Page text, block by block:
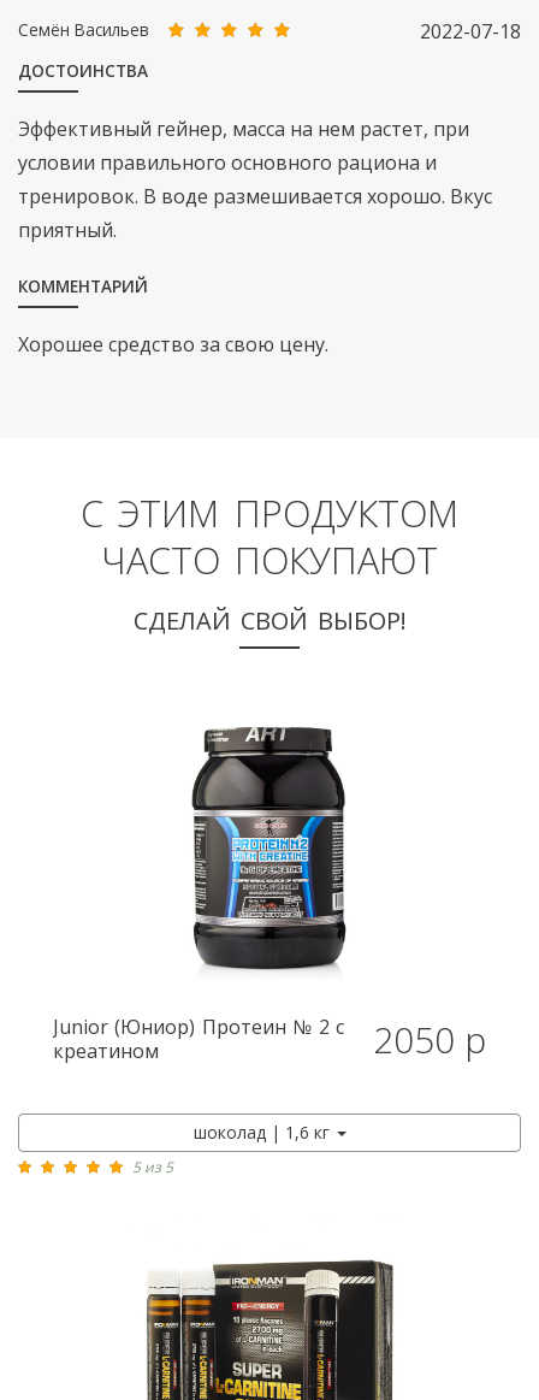
2022-07-18
Семён Васильев
ДОСТОИНСТВА
Эффективный гейнер, масса на нем растет, при
условии правильного основного рациона и
тренировок. В воде размешивается хорошо. Вкус
приятный.
КОММЕНТАРИЙ
Хорошее средство за свою цену.
С ЭТИМ ПРОДУКТОМ
ЧАСТО ПОКУПАЮТ
СДЕЛАЙ СВОЙ ВЫБОР!
Junior (Юниор) Протеин № 2 с
креатином
2050 р
шоколад | 1,6 кг
5 из 5